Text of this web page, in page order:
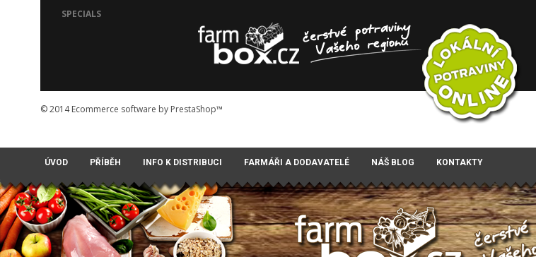
SPECIALS
© 2014Ecommerce software by PrestaShop™
ÚVOD PŘÍBĚH INFO K DISTRIBUCI FARMÁŘI A DODAVATELÉ NÁŠ BLOG KONTAKTY